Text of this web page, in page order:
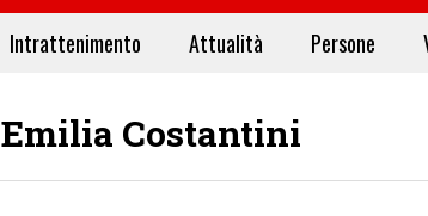
Intrattenimento Attualità Persone
Emilia Costantini